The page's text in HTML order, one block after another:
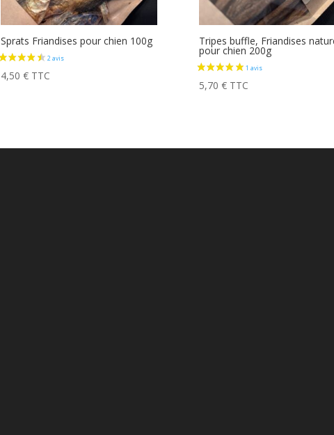
Sprats Friandises pour chien 100g
4,50 € TTC
Tripes buffle, Friandises
pour chien 200g
5,70 € TTC